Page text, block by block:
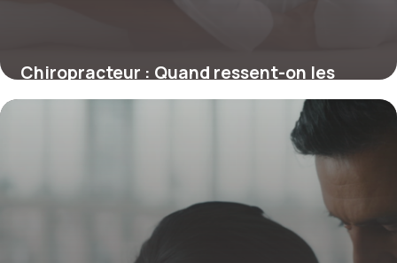
Chiropracteur : Quand ressent-on les
premiers effets d’une séance ?